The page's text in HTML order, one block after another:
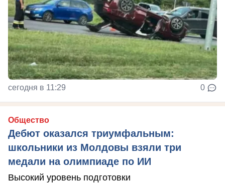
сегодня в 11:29 0
Общество
Дебют оказался триумфальным:
школьники из Молдовы взяли три
медали на олимпиаде по ИИ
Высокий уровень подготовки